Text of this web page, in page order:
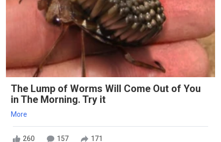
The Lump of Worms Will Come Out of You
in The Morning. Try it
More
260 157 171